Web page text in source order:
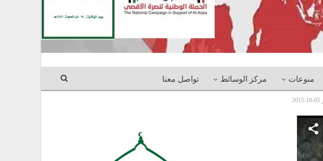
منوعات مركز الوسائط تواصل معنا